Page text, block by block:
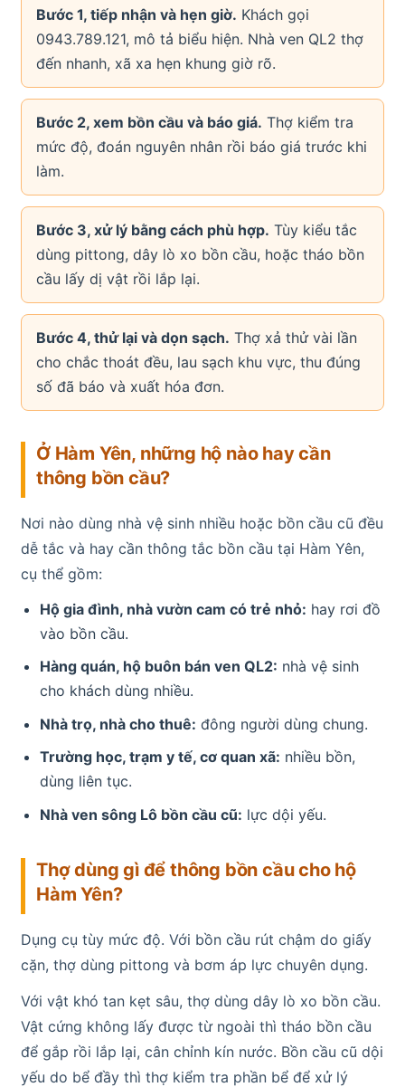
Bước 1, tiếp nhận và hẹn giờ. Khách gọi
0943.789.121, mô tả biểu hiện. Nhà ven QL2 thợ
đến nhanh, xã xa hẹn khung giờ rõ.
Bước 2, xem bồn cầu và báo giá. Thợ kiểm tra
mức độ, đoán nguyên nhân rồi báo giá trước khi
làm.
Bước 3, xử lý bằng cách phù hợp. Tùy kiểu tắc
dùng pittong, dây lò xo bồn cầu, hoặc tháo bồn
cầu lấy dị vật rồi lắp lại.
Bước 4, thử lại và dọn sạch. Thợ xả thử vài lần
cho chắc thoát đều, lau sạch khu vực, thu đúng
số đã báo và xuất hóa đơn.
Ở Hàm Yên, những hộ nào hay cần
thông bồn cầu?
Nơi nào dùng nhà vệ sinh nhiều hoặc bồn cầu cũ đều
dễ tắc và hay cần thông tắc bồn cầu tại Hàm Yên,
cụ thể gồm:
Hộ gia đình, nhà vườn cam có trẻ nhỏ: hay rơi đồ
vào bồn cầu.
Hàng quán, hộ buôn bán ven QL2: nhà vệ sinh
cho khách dùng nhiều.
Nhà trọ, nhà cho thuê: đông người dùng chung.
Trường học, trạm y tế, cơ quan xã: nhiều bồn,
dùng liên tục.
Nhà ven sông Lô bồn cầu cũ: lực dội yếu.
Thợ dùng gì để thông bồn cầu cho hộ
Hàm Yên?
Dụng cụ tùy mức độ. Với bồn cầu rút chậm do giấy
cặn, thợ dùng pittong và bơm áp lực chuyên dụng.
Với vật khó tan kẹt sâu, thợ dùng dây lò xo bồn cầu.
Vật cứng không lấy được từ ngoài thì tháo bồn cầu
để gắp rồi lắp lại, cân chỉnh kín nước. Bồn cầu cũ dội
yếu do bể đầy thì thợ kiểm tra phần bể để xử lý